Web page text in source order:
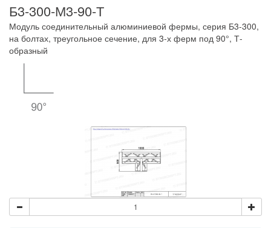
Б3-300-М3-90-Т
Модуль соединительный алюминиевой фермы, серия Б3-300,
на болтах, треугольное сечение, для 3-х ферм под 90°, Т-
образный